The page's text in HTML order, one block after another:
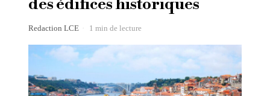
des édifices historiques
Redaction LCE 1 min de lecture